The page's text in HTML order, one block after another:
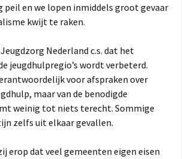
peil en we lopen inmiddels groot gevaar
kwijt te raken.
Nederland c.s. dat het
jeugdhulpregio’s wordt verbeterd.
voor afspraken over
maar van de benodigde
weinig tot niets terecht. Sommige
zelfs uit elkaar gevallen.
erop dat veel gemeenten eigen eisen